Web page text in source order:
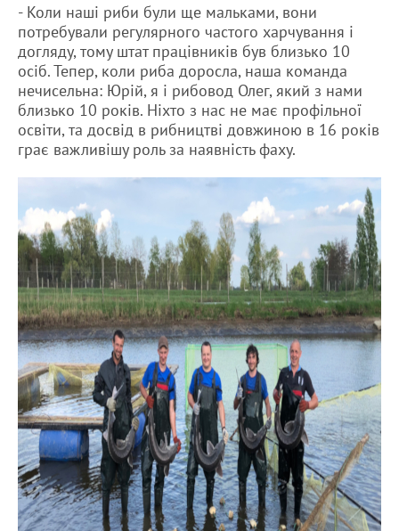
- Коли наші риби були ще мальками, вони
потребували регулярного частого харчування і
догляду, тому штат працівників був близько 10
осіб. Тепер, коли риба доросла, наша команда
нечисельна: Юрій, я і рибовод Олег, який з нами
близько 10 років. Ніхто з нас не має профільної
освіти, та досвід в рибництві довжиною в 16 років
грає важливішу роль за наявність фаху.